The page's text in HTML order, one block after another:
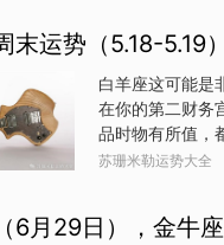
末运势（5.18-5.19）
白羊座这可能是
在你的第二财务
品时物有所值，
的双合相，如果
源泉。即使你今
苏珊米勒运势大全
6月29日），金牛